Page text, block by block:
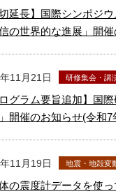
切延長】国際シンポジ
の世界的な進展」開
11月21日 研修集会・講
ログラム要旨追加】国
開催のお知らせ(令和7
11月19日 地震・地殻変
の震度計データを使